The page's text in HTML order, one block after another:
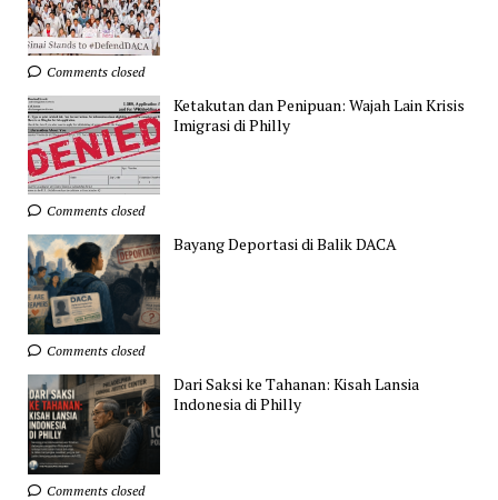
Comments closed
Ketakutan dan Penipuan: Wajah Lain Krisis
Imigrasi di Philly
Comments closed
Bayang Deportasi di Balik DACA
Comments closed
Dari Saksi ke Tahanan: Kisah Lansia
Indonesia di Philly
Comments closed